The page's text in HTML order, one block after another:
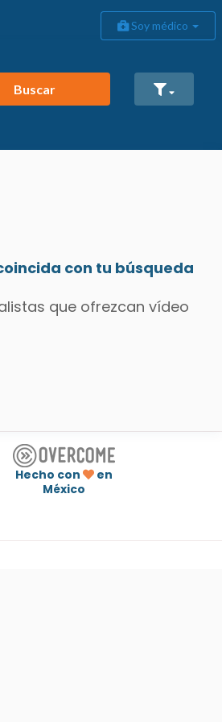
Soy médico
Buscar
con tu búsqueda
que ofrezcan vídeo
Hecho con
en
México